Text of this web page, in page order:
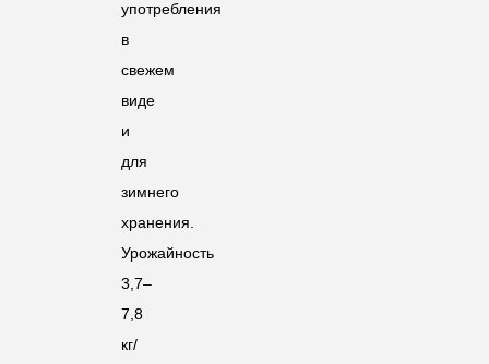
употребления
в
свежем
виде
и
для
зимнего
хранения.
Урожайность
3,7–
7,8
кг/